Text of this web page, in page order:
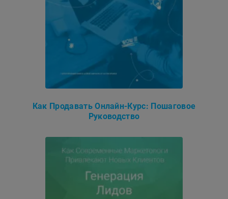
Как Продавать Онлайн-Курс: Пошаговое
Руководство